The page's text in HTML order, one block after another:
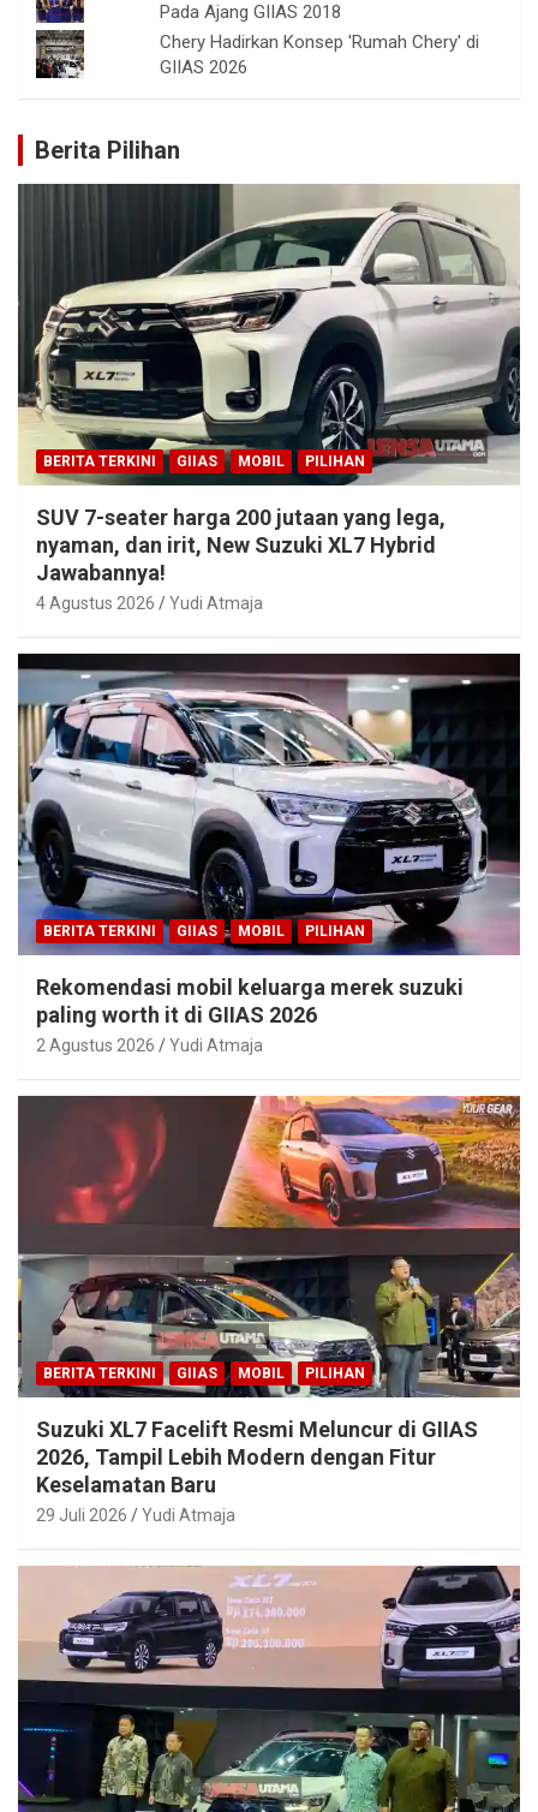
Pada Ajang GIIAS 2018
Chery Hadirkan Konsep 'Rumah Chery' di
GIIAS 2026
Berita Pilihan
BERITA TERKINI GIIAS MOBIL PILIHAN
SUV 7-seater harga 200 jutaan yang lega,
nyaman, dan irit, New Suzuki XL7 Hybrid
Jawabannya!
4 Agustus 2026 Yudi Atmaja
BERITA TERKINI GIIAS MOBIL PILIHAN
Rekomendasi mobil keluarga merek suzuki
paling worth it di GIIAS 2026
2 Agustus 2026 Yudi Atmaja
BERITA TERKINI GIIAS MOBIL PILIHAN
Suzuki XL7 Facelift Resmi Meluncur di GIIAS
2026, Tampil Lebih Modern dengan Fitur
Keselamatan Baru
29 Juli 2026 Yudi Atmaja